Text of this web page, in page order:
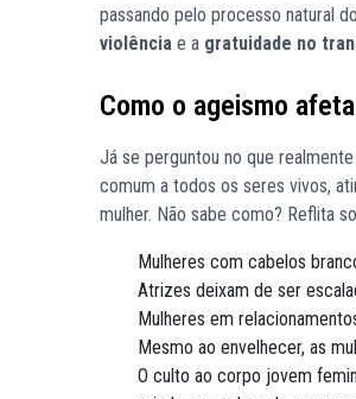
passando pelo processo natural
violência e a gratuidade no
Como o ageismo
Já se perguntou no que
comum a todos os seres vivos,
mulher. Não sabe como? Reflita
Mulheres com cabelos
Atrizes deixam de ser
Mulheres em
Mesmo ao envelhecer, as
O culto ao corpo jovem